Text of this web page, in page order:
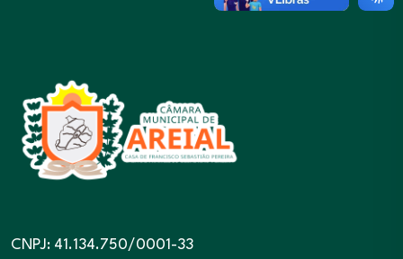
CNPJ: 41.134.750/0001-33